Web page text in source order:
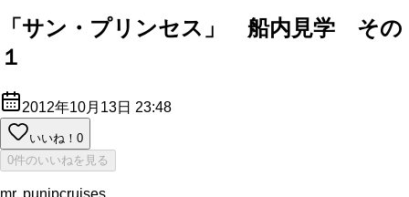
「サン・プリンセス」 船内見学 その
１
2012年10月13日 23:48
いいね！ 0
0件のいいねを見る
mr. punipcruises